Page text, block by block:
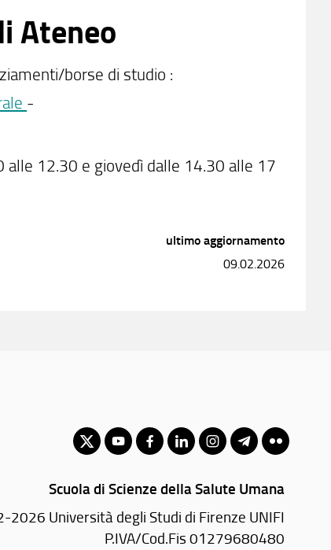
Ateneo
borse di studio :
-
12.30 e giovedì dalle 14.30 alle 17
ultimo aggiornamento
09.02.2026
Scuola di Scienze della Salute Umana
2026 Università degli Studi di Firenze UNIFI
P.IVA/Cod.Fis 01279680480